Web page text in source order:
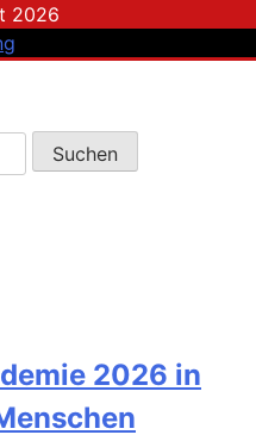
2026
2026 in